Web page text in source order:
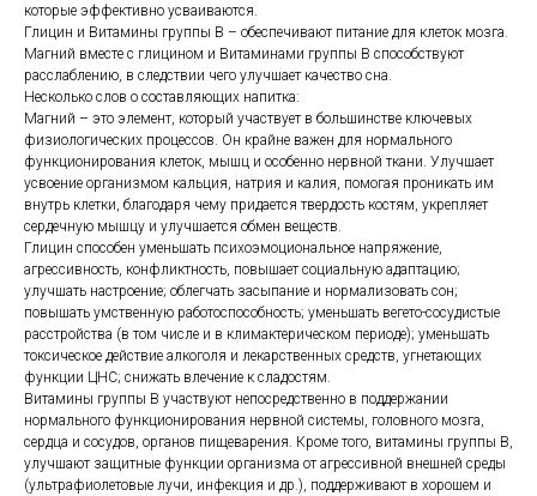
которые эффективно усваиваются.
Глицин и Витамины группы B – обеспечивают питание для клеток мозга.
Магний вместе с глицином и Витаминами группы B способствуют
расслаблению, в следствии чего улучшает качество сна.
Несколько слов о составляющих напитка:
Магний – это элемент, который участвует в большинстве ключевых
физиологических процессов. Он крайне важен для нормального
функционирования клеток, мышц и особенно нервной ткани. Улучшает
усвоение организмом кальция, натрия и калия, помогая проникать им
внутрь клетки, благодаря чему придается твердость костям, укрепляет
сердечную мышцу и улучшается обмен веществ.
Глицин способен уменьшать психоэмоциональное напряжение,
агрессивность, конфликтность, повышает социальную адаптацию;
улучшать настроение; облегчать засыпание и нормализовать сон;
повышать умственную работоспособность; уменьшать вегето-сосудистые
расстройства (в том числе и в климактерическом периоде); уменьшать
токсическое действие алкоголя и лекарственных средств, угнетающих
функции ЦНС; снижать влечение к сладостям.
Витамины группы B участвуют непосредственно в поддержании
нормального функционирования нервной системы, головного мозга,
сердца и сосудов, органов пищеварения. Кроме того, витамины группы B,
улучшают защитные функции организма от агрессивной внешней среды
(ультрафиолетовые лучи, инфекция и др.), поддерживают в хорошем и